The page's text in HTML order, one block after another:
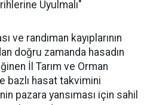
Uyulmalı"
ve randıman kayıplarının
doğru zamanda hasadın
İl Tarım ve Orman
bazlı hasat takvimini
pazara yansıması için sahil